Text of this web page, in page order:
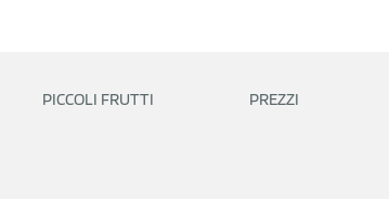
PICCOLI FRUTTI PREZZI